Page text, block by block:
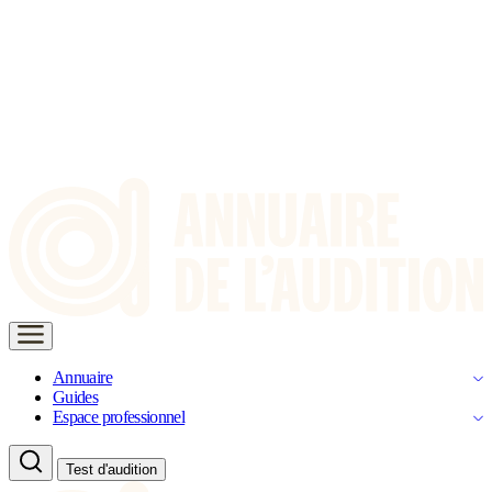
Annuaire
Guides
Espace professionnel
Test d'audition